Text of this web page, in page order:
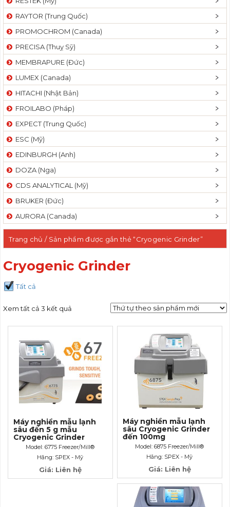
RAYTOR (Trung Quốc)
PROMOCHROM (Canada)
PRECISA (Thuỵ Sỹ)
MEMBRAPURE (Đức)
LUMEX (Canada)
HITACHI (Nhật Bản)
FROILABO (Pháp)
EXPECT (Trung Quốc)
ESC (Mỹ)
EDINBURGH (Anh)
DOZA (Nga)
CDS ANALYTICAL (Mỹ)
BRUKER (Đức)
AURORA (Canada)
Trang chủ / Sản phẩm được gắn thẻ “Cryogenic Grinder”
Cryogenic Grinder
Tất cả
Xem tất cả 3 kết quả
Máy nghiền mẫu lạnh
sâu đến 5 g mẫu
Cryogenic Grinder
Model: 6775 Freezer/Mill®
Hãng: SPEX - Mỹ
Giá: Liên hệ
Máy nghiền mẫu lạnh
sâu Cryogenic Grinder
đến 100mg
Model: 6875 Freezer/Mill®
Hãng: SPEX - Mỹ
Giá: Liên hệ